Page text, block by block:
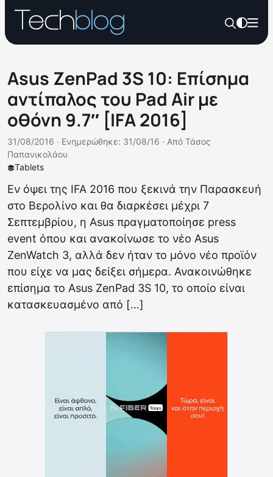
Asus ZenPad 3S 10: Επίσημα
αντίπαλος του Pad Air με
οθόνη 9.7″ [IFA 2016]
Tablets
31/08/2016 · Ενημερώθηκε: 31/08/16 · Από Τάσος
Παπανικολάου
Εν όψει της IFA 2016 που ξεκινά την Παρασκευή
στο Βερολίνο και θα διαρκέσει μέχρι 7
Σεπτεμβρίου, η Asus πραγματοποίησε press
event όπου και ανακοίνωσε το νέο Asus
ZenWatch 3, αλλά δεν ήταν το μόνο νέο προϊόν
που είχε να μας δείξει σήμερα. Ανακοινώθηκε
επίσημα το Asus ZenPad 3S 10, το οποίο είναι
κατασκευασμένο από […]